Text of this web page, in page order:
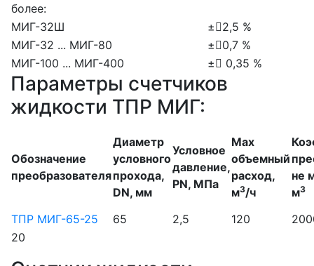
более:
МИГ-32Ш
±2,5 %
МИГ-32 ... МИГ-80
±0,7 %
МИГ-100 ... МИГ-400
± 0,35 %
Параметры счетчиков
жидкости ТПР МИГ:
Обозначение
преобразователя
Диаметр
условного
прохода,
DN, мм
Условное
давление,
PN, МПа
Max
объемный
расход,
м3/ч
не
м3
ТПР МИГ-65-25 65 2,5 120
20